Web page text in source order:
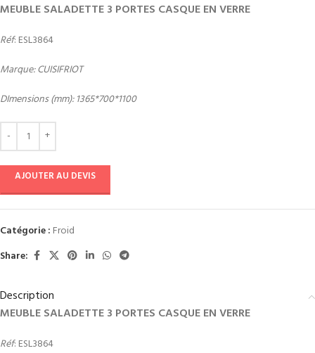
MEUBLE SALADETTE 3 PORTES CASQUE EN VERRE
Réf: ESL3864
Marque: CUISIFRIOT
DImensions (mm): 1365*700*1100
AJOUTER AU DEVIS
Catégorie : Froid
Share:
Description
MEUBLE SALADETTE 3 PORTES CASQUE EN VERRE
Réf: ESL3864